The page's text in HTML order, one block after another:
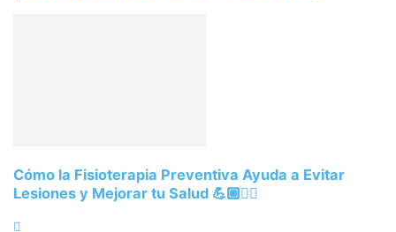
Cómo la Fisioterapia Preventiva Ayuda a Evitar
Lesiones y Mejorar tu Salud 💪🏼🏃‍♀️